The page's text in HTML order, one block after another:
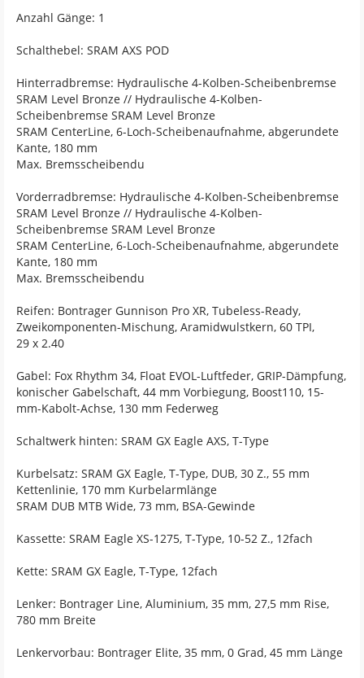
Anzahl Gänge: 1
Schalthebel: SRAM AXS POD
Hinterradbremse: Hydraulische 4-Kolben-Scheibenbremse
SRAM Level Bronze // Hydraulische 4-Kolben-
Scheibenbremse SRAM Level Bronze
SRAM CenterLine, 6-Loch-Scheibenaufnahme, abgerundete
Kante, 180 mm
Max. Bremsscheibendu
Vorderradbremse: Hydraulische 4-Kolben-Scheibenbremse
SRAM Level Bronze // Hydraulische 4-Kolben-
Scheibenbremse SRAM Level Bronze
SRAM CenterLine, 6-Loch-Scheibenaufnahme, abgerundete
Kante, 180 mm
Max. Bremsscheibendu
Reifen: Bontrager Gunnison Pro XR, Tubeless-Ready,
Zweikomponenten-Mischung, Aramidwulstkern, 60 TPI,
29 x 2.40
Gabel: Fox Rhythm 34, Float EVOL-Luftfeder, GRIP-Dämpfung,
konischer Gabelschaft, 44 mm Vorbiegung, Boost110, 15-
mm-Kabolt-Achse, 130 mm Federweg
Schaltwerk hinten: SRAM GX Eagle AXS, T-Type
Kurbelsatz: SRAM GX Eagle, T-Type, DUB, 30 Z., 55 mm
Kettenlinie, 170 mm Kurbelarmlänge
SRAM DUB MTB Wide, 73 mm, BSA-Gewinde
Kassette: SRAM Eagle XS-1275, T-Type, 10-52 Z., 12fach
Kette: SRAM GX Eagle, T-Type, 12fach
Lenker: Bontrager Line, Aluminium, 35 mm, 27,5 mm Rise,
780 mm Breite
Lenkervorbau: Bontrager Elite, 35 mm, 0 Grad, 45 mm Länge